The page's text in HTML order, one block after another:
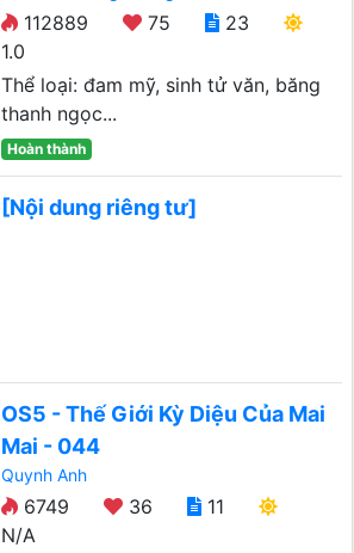
112889 75
23
1.0
Thể loại: đam mỹ, sinh tử văn, băng
thanh ngọc...
Hoàn thành
[Nội dung riêng tư]
OS5 - Thế Giới Kỳ Diệu Của Mai
Mai - 044
Quynh Anh
6749 36
11
N/A